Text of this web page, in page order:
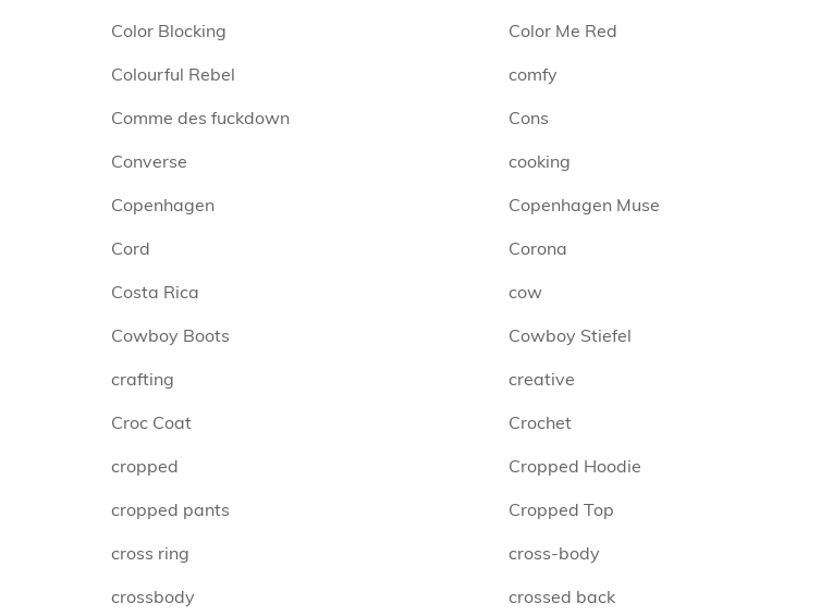
Color Blocking
Color Me Red
Colourful Rebel
comfy
Comme des fuckdown
Cons
Converse
cooking
Copenhagen
Copenhagen Muse
Cord
Corona
Costa Rica
cow
Cowboy Boots
Cowboy Stiefel
crafting
creative
Croc Coat
Crochet
cropped
Cropped Hoodie
cropped pants
Cropped Top
cross ring
cross-body
crossbody
crossed back